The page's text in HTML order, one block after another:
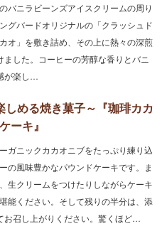
バニラビーンズアイスクリームの周り
グバードオリジナルの「クラッシュド
オ」を敷き詰め、その上に熱々の深煎
した。コーヒーの芳醇な香りとバニ
が楽し…
しめる焼き菓子～『珈琲カカ
ーキ』
ガニックカカオニブをたっぷり練り込
の風味豊かなパウンドケーキです。ま
生クリームをつけたりしながらケーキ
能ください。そして残りの半分は、添
お召し上がりください。驚くほど…